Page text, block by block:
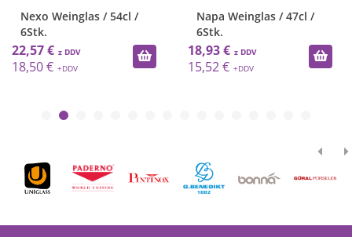
Nexo Weinglas / 54cl /
6Stk.
22,57 €
18,50 €
Napa Weinglas / 47cl /
6Stk.
18,93 €
15,52 €